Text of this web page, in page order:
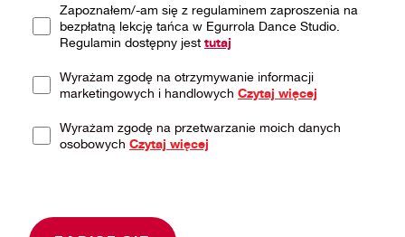
Zapoznałem/-am się z regulaminem zaproszenia na
bezpłatną lekcję tańca w Egurrola Dance Studio.
Regulamin dostępny jest tutaj
Wyrażam zgodę na otrzymywanie informacji
marketingowych i handlowych Czytaj więcej
Wyrażam zgodę na przetwarzanie moich danych
osobowych Czytaj więcej